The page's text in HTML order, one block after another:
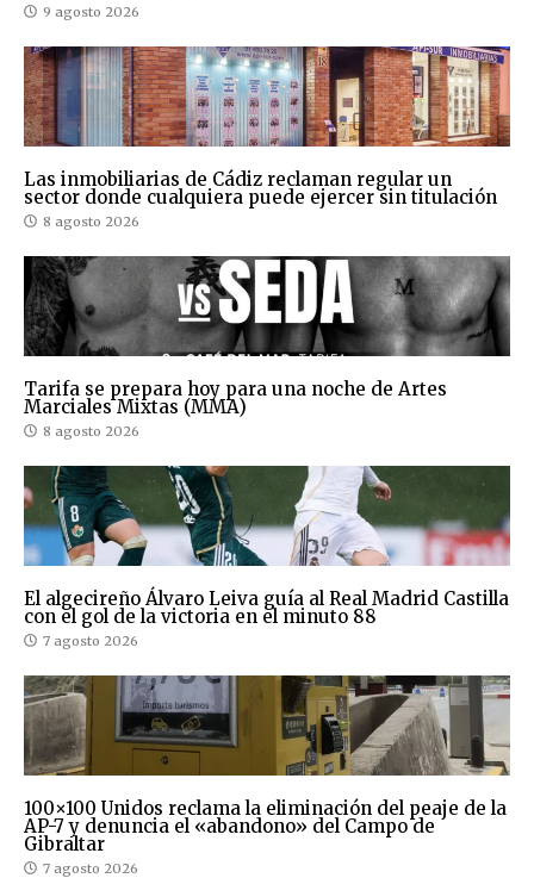
9 agosto 2026
Las inmobiliarias de Cádiz reclaman regular un
sector donde cualquiera puede ejercer sin titulación
8 agosto 2026
Tarifa se prepara hoy para una noche de Artes
Marciales Mixtas (MMA)
8 agosto 2026
El algecireño Álvaro Leiva guía al Real Madrid Castilla
con el gol de la victoria en el minuto 88
7 agosto 2026
100×100 Unidos reclama la eliminación del peaje de la
AP-7 y denuncia el «abandono» del Campo de
Gibraltar
7 agosto 2026